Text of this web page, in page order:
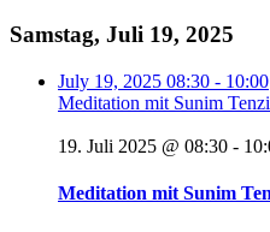
Samstag, Juli 19, 2025
July 19, 2025 08:30 - 10:00
Meditation mit Sunim
19. Juli 2025 @ 08:30 -
Meditation mit Sunim